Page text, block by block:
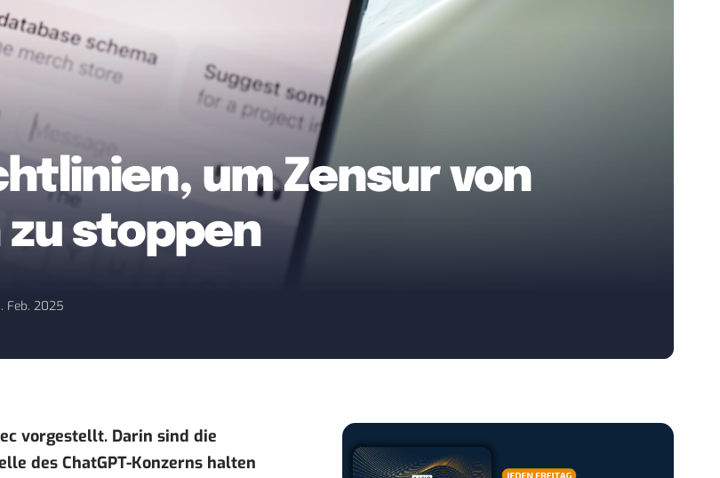
um Zensur von
zu stoppen
Feb. 2025
vorgestellt. Darin sind die
des ChatGPT-Konzerns halten